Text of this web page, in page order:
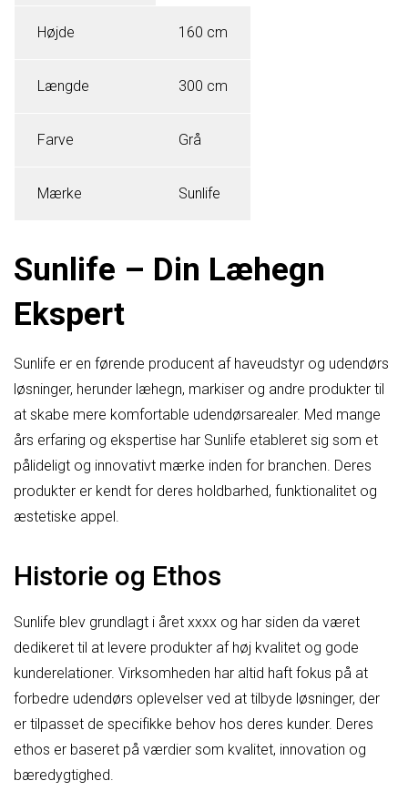
Højde 160 cm
Længde 300 cm
Farve Grå
Mærke Sunlife
Sunlife – Din Læhegn
Ekspert
Sunlife er en førende producent af haveudstyr og udendørs
løsninger, herunder læhegn, markiser og andre produkter til
at skabe mere komfortable udendørsarealer. Med mange
års erfaring og ekspertise har Sunlife etableret sig som et
pålideligt og innovativt mærke inden for branchen. Deres
produkter er kendt for deres holdbarhed, funktionalitet og
æstetiske appel.
Historie og Ethos
Sunlife blev grundlagt i året xxxx og har siden da været
dedikeret til at levere produkter af høj kvalitet og gode
kunderelationer. Virksomheden har altid haft fokus på at
forbedre udendørs oplevelser ved at tilbyde løsninger, der
er tilpasset de specifikke behov hos deres kunder. Deres
ethos er baseret på værdier som kvalitet, innovation og
bæredygtighed.